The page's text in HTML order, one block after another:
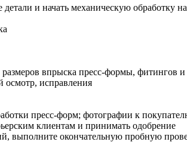
детали и начать механическую обработку
впрыска пресс-формы, фитингов
осмотр, исправления
пресс-форм; фотографии к
клиентам и принимать одобрение
выполните окончательную пробную